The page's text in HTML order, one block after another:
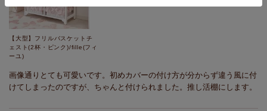
【大型】フリルバスケットチ
ェスト(2杯・ピンク)/fille(フィ
ーユ)
画像通りとても可愛いです。初めカバーの付け方が分からず違う風に付
けてしまったのですが、ちゃんと付けられました。推し活棚にします。